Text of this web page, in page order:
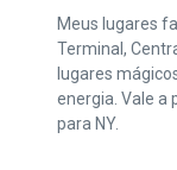
Meus lugares
Terminal,
lugares
energia. Vale a
para NY.